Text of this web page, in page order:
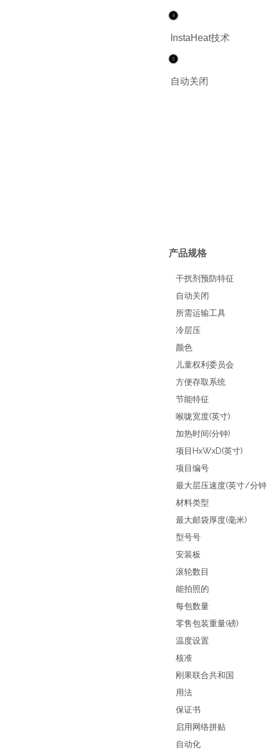
InstaHeat技术
自动关闭
产品规格
干扰剂预防特征
自动关闭
所需运输工具
冷层压
颜色
儿童权利委员会
方便存取系统
节能特征
喉咙宽度(英寸)
加热时间(分钟)
项目HxWxD(英寸)
项目编号
最大层压速度(英寸/分
材料类型
最大邮袋厚度(毫米)
型号号
安装板
滚轮数目
能拍照的
每包数量
零售包装重量(磅)
温度设置
核准
刚果联合共和国
用法
保证书
启用网络拼贴
自动化